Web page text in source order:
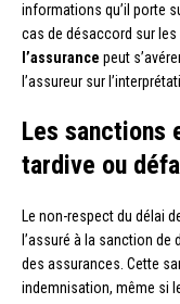
informations qu’il porte
cas de désaccord sur
l’assurance peut
l’assureur sur
Les sanctions
tardive ou
Le non-respect du délai
l’assuré à la sanction de
des assurances. Cette
indemnisation, même si